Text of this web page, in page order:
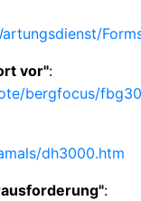
vor":
bergfocus/
dh3000.htm
: